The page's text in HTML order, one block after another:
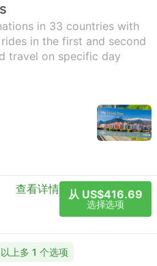
in 33 countries with
in the first and second
travel on specific day
查看详情 从 US$416.69
选择选项
上多 1 个选项